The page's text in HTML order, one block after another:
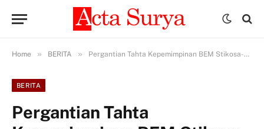
Home » BERITA » Pergantian Tahta Kepemimpinan BEM Stikosa-AWS
BERITA
Pergantian Tahta